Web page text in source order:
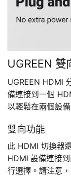
UGREEN
UGREEN HDMI
備連接到一個
以輕鬆在兩個設
雙向功能
此 HDMI 切換器
HDMI 設備連接
行選擇。請注意